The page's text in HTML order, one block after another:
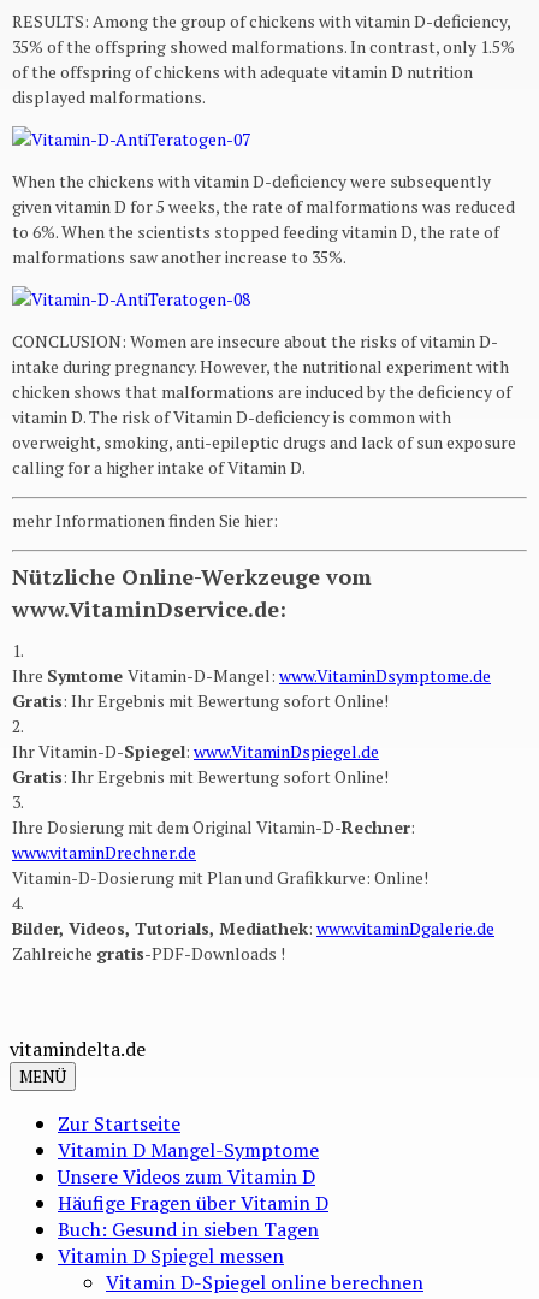
RESULTS: Among the group of chickens with vitamin D-deficiency,
35% of the offspring showed malformations. In contrast, only 1.5%
of the offspring of chickens with adequate vitamin D nutrition
displayed malformations.
When the chickens with vitamin D-deficiency were subsequently
given vitamin D for 5 weeks, the rate of malformations was reduced
to 6%. When the scientists stopped feeding vitamin D, the rate of
malformations saw another increase to 35%.
CONCLUSION: Women are insecure about the risks of vitamin D-
intake during pregnancy. However, the nutritional experiment with
chicken shows that malformations are induced by the deficiency of
vitamin D. The risk of Vitamin D-deficiency is common with
overweight, smoking, anti-epileptic drugs and lack of sun exposure
calling for a higher intake of Vitamin D.
mehr Informationen finden Sie hier:
Nützliche Online-Werkzeuge vom
www.VitaminDservice.de:
1.
Ihre Symtome Vitamin-D-Mangel: www.VitaminDsymptome.de
Gratis: Ihr Ergebnis mit Bewertung sofort Online​!
2.
Ihr Vitamin-D-Spiegel: www.VitaminDspiegel.de
Gratis: Ihr Ergebnis mit Bewertung sofort Online​!
3.
Ihre Dosierung mit dem Original Vitamin-D-Rechner:
www.vitaminDrechner.de
Vitamin-D-Dosierung mit Plan und Grafikkurve: Online​!
4.
Bilder, Videos, Tutorials, Mediathek: www.vitaminDgalerie.de
Zahlreiche gratis-PDF-Downloads !
vitamindelta.de
MENÜ
Zur Startseite
Vitamin D Mangel-Symptome
Unsere Videos zum Vitamin D
Häufige Fragen über Vitamin D
Buch: Gesund in sieben Tagen
Vitamin D Spiegel messen
Vitamin D-Spiegel online berechnen